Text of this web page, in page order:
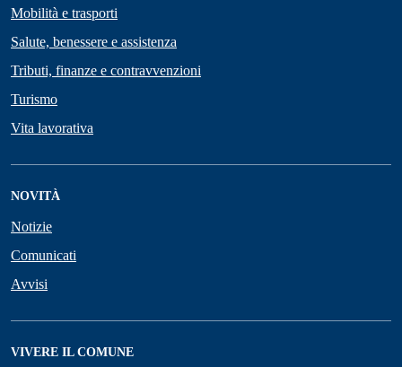
Mobilità e trasporti
Salute, benessere e assistenza
Tributi, finanze e contravvenzioni
Turismo
Vita lavorativa
NOVITÀ
Notizie
Comunicati
Avvisi
VIVERE IL COMUNE